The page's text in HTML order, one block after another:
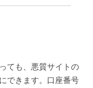
ても、悪質サイトの
できます。口座番号